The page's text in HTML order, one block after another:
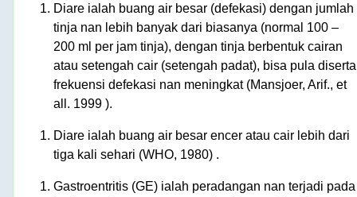
Diare ialah buang air besar (defekasi) dengan jumlah
tinja nan lebih banyak dari biasanya (normal 100 –
200 ml per jam tinja), dengan tinja berbentuk cairan
atau setengah cair (setengah padat), bisa pula
frekuensi defekasi nan meningkat (Mansjoer, Arif., et
all. 1999 ).
Diare ialah buang air besar encer atau cair lebih dari
tiga kali sehari (WHO, 1980) .
Gastroentritis (GE) ialah peradangan nan terjadi pada